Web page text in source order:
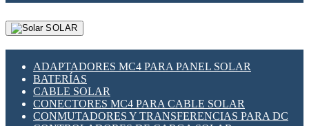
SOLAR
ADAPTADORES MC4 PARA PANEL SOLAR
BATERÍAS
CABLE SOLAR
CONECTORES MC4 PARA CABLE SOLAR
CONMUTADORES Y TRANSFERENCIAS PARA DC